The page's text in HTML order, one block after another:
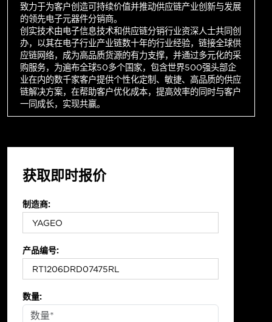
致力于为客户创造可持续价值并推动供应链产业创新与发展
的领先电子元器件分销商。
创实技术由电子信息技术和供应链分销行业资深人士共同创
办，以其在电子行业产业链数十年的行业经验，链接全球供
应链网络，成为高品质货源的有力支撑，并通过多元化的采
购服务，为遍布全球50多个国家，包含世界500强头部企
业在内的数千家客户提供个性化定制、敏捷、高品质的供应
链解决方案，在帮助客户优化成本，提高效率的同时与客户
一同成长，实现共赢。
获取即时报价
制造商:
产品编号:
数量: